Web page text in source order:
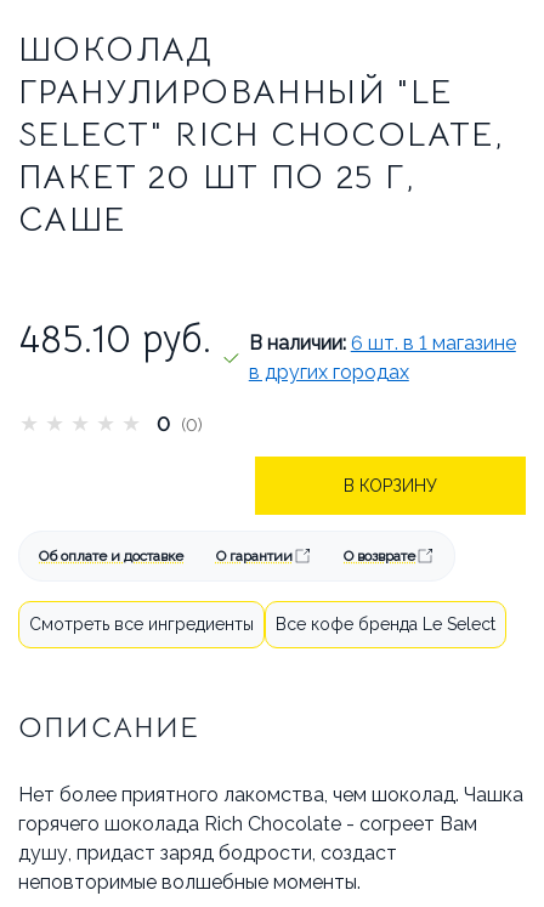
БРЕНДЫ
АКЦИИ
ОПЛАТА И ДОСТАВКА
КАК СДЕЛАТЬ ЗАКАЗ
ОТВЕЧАЕМ НА ВОПРОСЫ
КОНТАКТЫ
ШОКОЛАД
ГРАНУЛИРОВАННЫЙ "LE
SELECT" RICH CHOCOLATE,
ПАКЕТ 20 ШТ ПО 25 Г,
САШЕ
485.10 руб. В наличии: 6 шт. в 1 магазине
в других городах
★ ★ ★ ★ ★ 0 (0)
В КОРЗИНУ
Об оплате и доставке О гарантии О возврате
Смотреть все ингредиенты Все кофе бренда Le Select
ОПИСАНИЕ
Нет более приятного лакомства, чем шоколад. Чашка
горячего шоколада Rich Chocolate - согреет Вам
душу, придаст заряд бодрости, создаст
неповторимые волшебные моменты.